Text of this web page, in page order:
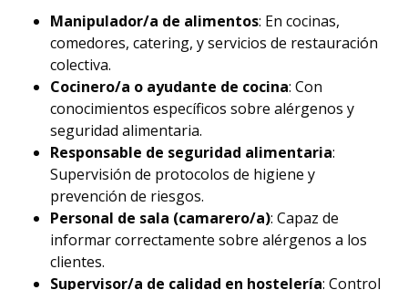
Manipulador/a de alimentos: En cocinas,
comedores, catering, y servicios de restauración
colectiva.
Cocinero/a o ayudante de cocina: Con
conocimientos específicos sobre alérgenos y
seguridad alimentaria.
Responsable de seguridad alimentaria:
Supervisión de protocolos de higiene y
prevención de riesgos.
Personal de sala (camarero/a): Capaz de
informar correctamente sobre alérgenos a los
clientes.
Supervisor/a de calidad en hostelería: Control